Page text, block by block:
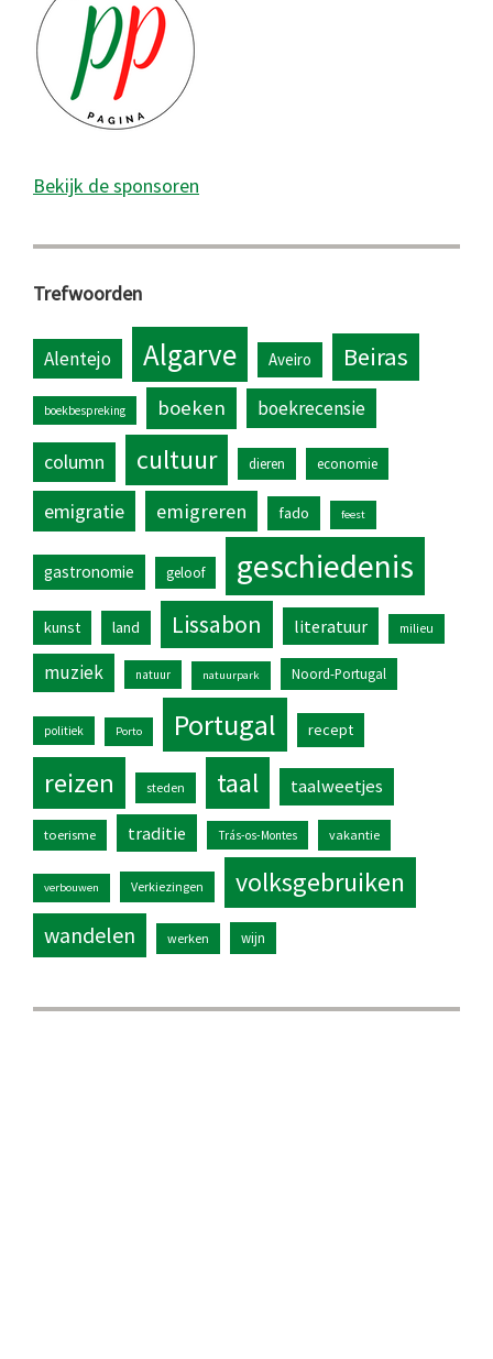
Bekijk de sponsoren
Trefwoorden
Alentejo Algarve Aveiro Beiras
boekbespreking boeken boekrecensie
column cultuur dieren economie
emigratie emigreren fado feest
gastronomie geloof geschiedenis
kunst land Lissabon literatuur milieu
muziek natuur natuurpark Noord-Portugal
politiek Porto Portugal recept
reizen steden taal taalweetjes
toerisme traditie Trás-os-Montes vakantie
verbouwen Verkiezingen volksgebruiken
wandelen werken wijn